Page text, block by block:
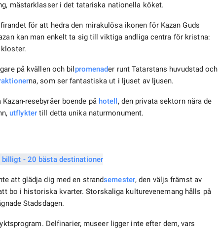
mästarklasser i det tatariska nationella köket.
för att hedra den mirakulösa ikonen för Kazan Guds
kan man enkelt ta sig till viktiga andliga centra för kristna:
kloster.
på kvällen och bilpromenader runt Tatarstans huvudstad och
na, som ser fantastiska ut i ljuset av ljusen.
resebyråer boende på hotell, den privata sektorn nära de
utflyktertill detta unika naturmonument.
att glädja dig med en strandsemester, den väljs främst av
bo i historiska kvarter. Storskaliga kulturevenemang hålls på
Stadsdagen.
Delfinarier, museer ligger inte efter dem, vars